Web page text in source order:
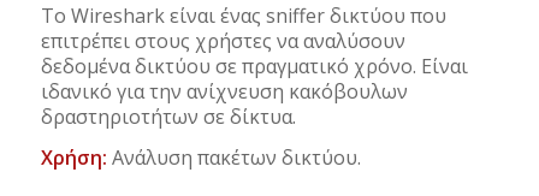
Το Wireshark είναι ένας sniffer δικτύου που
επιτρέπει στους χρήστες να αναλύσουν
δεδομένα δικτύου σε πραγματικό χρόνο. Είναι
ιδανικό για την ανίχνευση κακόβουλων
δραστηριοτήτων σε δίκτυα.
Χρήση: Ανάλυση πακέτων δικτύου.